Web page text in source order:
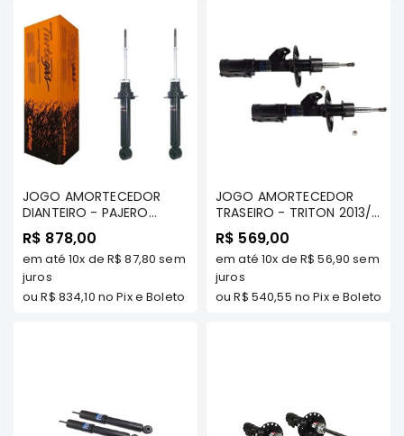
Filtros
Transmissão
Elétrica
Acessórios
Pajero
e
Full
Suspensão
JOGO AMORTECEDOR
DIANTEIRO - PAJERO
SPORT 2017/... 2.4 DIESEL
TODOS/ TRITON 2.4
DIESEL 2023/... (FACE LIFT)
- COFAP - GL138000
R$ 878,00
em até 10x de R$ 87,80 sem
juros
ouR$ 834,10 no Pix e Boleto
JOGO AMORTECEDOR
TRASEIRO - TRITON 2013/...
(COM SUSPENSAO SDS)/
TRITON 2.4 DIESEL 2017 A
2020 - COFAP
R$ 569,00
em até 10x de R$ 56,90 sem
juros
ouR$ 540,55 no Pix e Boleto